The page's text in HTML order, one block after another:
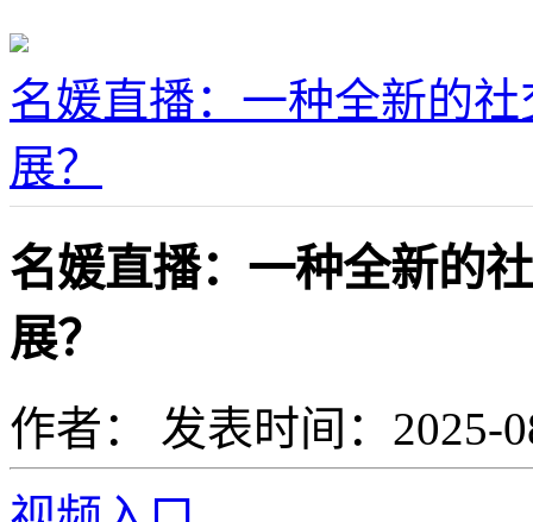
名媛直播：一种全新的
展？
名媛直播：一种全新的
展？
作者：
发表时间：2025-